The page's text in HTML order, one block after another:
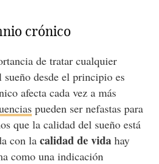
crónico
de tratar cualquier
desde el principio es
afecta cada vez a más
pueden ser nefastas para
que la calidad del sueño está
con la calidad de vidahay
como una indicación